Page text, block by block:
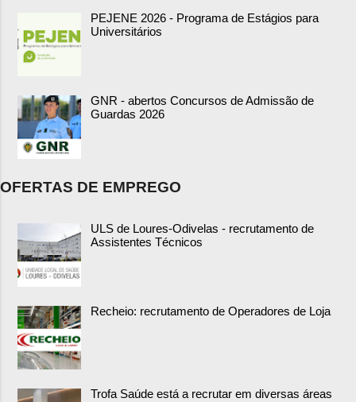
PEJENE 2026 - Programa de Estágios para
Universitários
GNR - abertos Concursos de Admissão de
Guardas 2026
OFERTAS DE EMPREGO
ULS de Loures-Odivelas - recrutamento de
Assistentes Técnicos
Recheio: recrutamento de Operadores de Loja
Trofa Saúde está a recrutar em diversas áreas